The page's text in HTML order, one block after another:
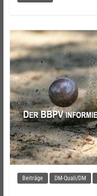
Beiträge DM-Quali/DM